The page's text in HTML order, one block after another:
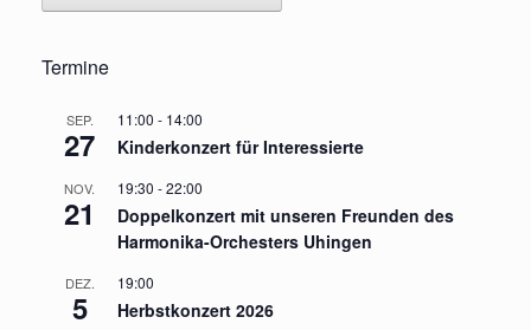
Termine
SEP.
27
11:00 - 14:00
Kinderkonzert für Interessierte
NOV.
21
19:30 -22:00
Doppelkonzert mit unseren Freunden des
Harmonika-Orchesters Uhingen
DEZ.
5
19:00
Herbstkonzert 2026